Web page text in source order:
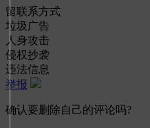
留联系方式
垃圾广告
人身攻击
侵权抄袭
违法信息
举报
确认要删除自己的评论吗?